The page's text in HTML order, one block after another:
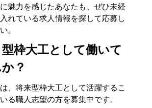
魅力を感じたあなたも、ぜひ未経
れている求人情報を探して応募し
。
枠大工として働いて
？
、将来型枠大工として活躍するこ
る職人志望の方を募集中です。